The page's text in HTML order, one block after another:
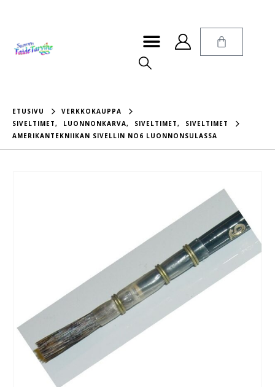
ETUSIVU
VERKKOKAUPPA
SIVELTIMET, LUONNONKARVA, SIVELTIMET,
SIVELTIMET
AMERIKANTEKNIIKAN SIVELLIN NO6 LUONNONSULASSA